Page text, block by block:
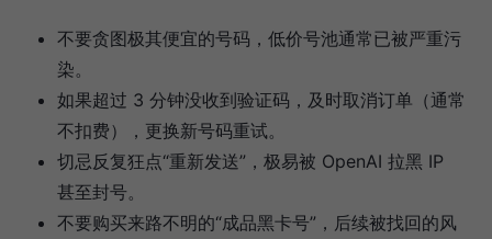
不要贪图极其便宜的号码，低价号池通常已被严重污
染。
如果超过 3 分钟没收到验证码，及时取消订单（通常
不扣费），更换新号码重试。
切忌反复狂点“重新发送”，极易被 OpenAI 拉黑 IP
甚至封号。
不要购买来路不明的“成品黑卡号”，后续被找回的风